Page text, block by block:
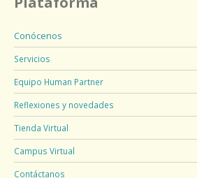
Conócenos
Servicios
Equipo Human Partner
Reflexiones y novedades
Tienda Virtual
Campus Virtual
Contáctanos